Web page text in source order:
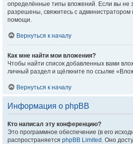
определённые типы вложений. Если вы не
разрешены, свяжитесь с
помощи.
Вернуться к началу
Как мне найти мои вложения?
Чтобы найти список добавленных вами
личный раздел и щёлкните по ссылке
Вернуться к началу
Информация о phpBB
Кто написал эту конференцию?
Это программное обеспечение (в его
распространяется phpBB Limited . Оно